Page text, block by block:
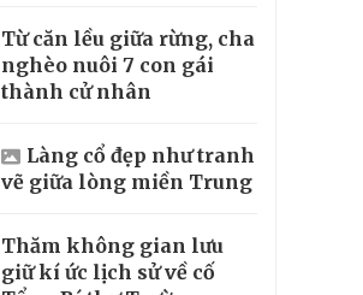
Từ căn lều giữa rừng, cha
nghèo nuôi 7 con gái
thành cử nhân
Làng cổ đẹp như tranh
vẽ giữa lòng miền Trung
Thăm không gian lưu
giữ kí ức lịch sử về cố